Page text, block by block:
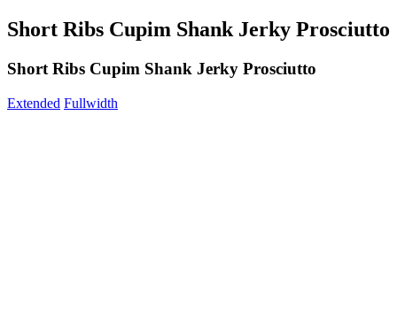
Short Ribs Cupim Shank Jerky Prosciutto
Short Ribs Cupim Shank Jerky Prosciutto
Extended Fullwidth